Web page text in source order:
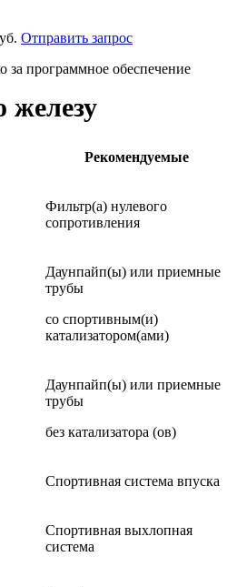
Отправить запрос
за программное обеспечение
железу
Рекомендуемые
Фильтр(а) нулевого
сопротивления
Даунпайп(ы) или приемные
трубы
со спортивным(и)
катализатором(ами)
Даунпайп(ы) или приемные
трубы
без катализатора (ов)
Спортивная система впуска
Спортивная выхлопная
система